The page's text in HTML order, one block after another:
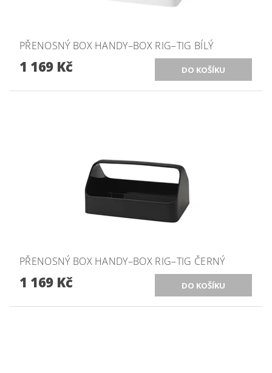
PŘENOSNÝ BOX HANDY–BOX RIG–TIG BÍLÝ
1 169 Kč
PŘENOSNÝ BOX HANDY–BOX RIG–TIG ČERNÝ
1 169 Kč